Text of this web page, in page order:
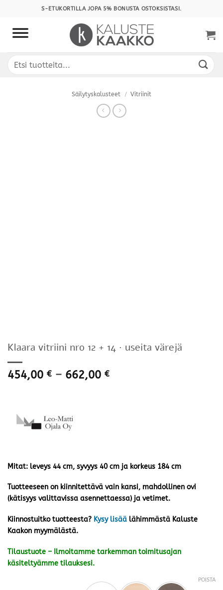
content
S-ETUKORTILLA JOPA 5% BONUSTA OSTOKSISTASI.
Etsi:
Säilytyskalusteet / Vitriinit
Klaara vitriini nro 12 + 14 · useita värejä
454,00 € – 662,00 €Hintaluokka:
Mitat: leveys 44 cm, syvyys 40 cm ja korkeus 184 cm
Tuotteeseen on kiinnitettävä vain kansi, mahdollinen ovi
(kätisyys valittavissa asennettaessa) ja vetimet.
Kiinnostuitko tuotteesta? Kysy lisää lähimmästä Kaluste
Kaakon myymälästä.
Tilaustuote – Ilmoitamme tarkemman toimitusajan
käsiteltyämme tilauksesi.
POISTA